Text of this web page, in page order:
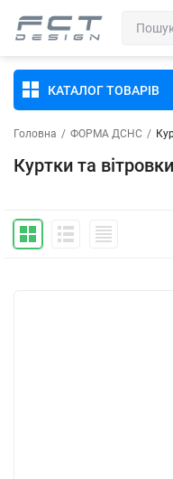
КАТАЛОГ ТОВАРІВ
Головна / ФОРМА ДСНС /
Куртки та